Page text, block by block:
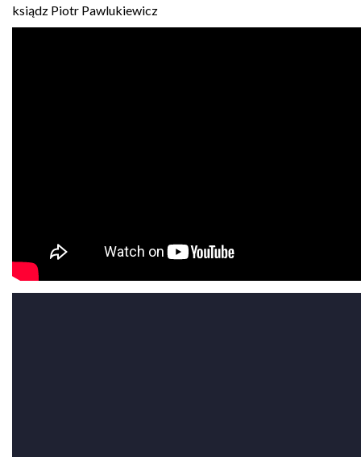
ksiądz Piotr Pawlukiewicz